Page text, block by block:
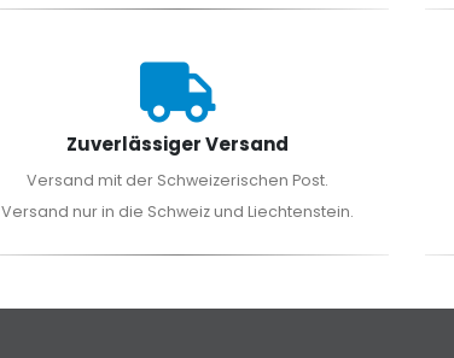
Zuverlässiger Versand
Versand mit der Schweizerischen Post.
Versand nur in die Schweiz und Liechtenstein.